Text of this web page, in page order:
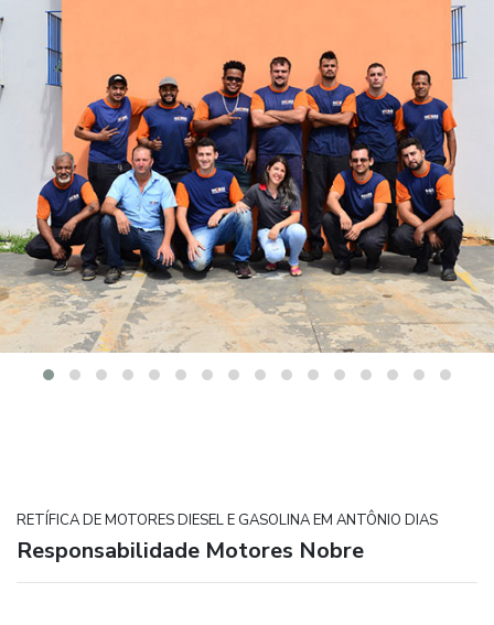
RETÍFICA DE MOTORES DIESEL E GASOLINA EM ANTÔNIO DIAS
Responsabilidade Motores Nobre